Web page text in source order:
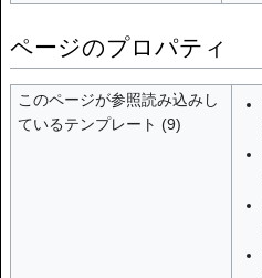
ページのプロパティ
このページが参照読み込みし
ているテンプレート (9)